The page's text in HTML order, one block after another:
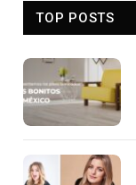
TOP POSTS